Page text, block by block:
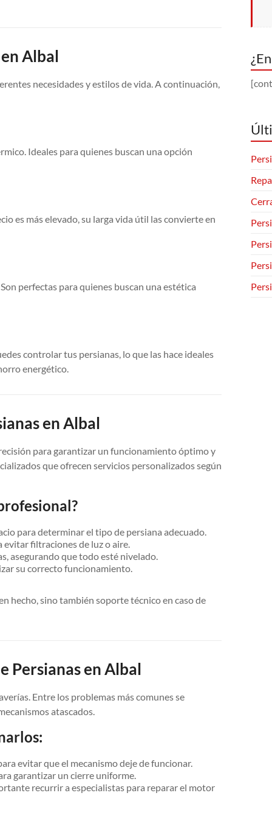
Albal
necesidades y estilos de vida. A continuación,
Ideales para quienes buscan una opción
es más elevado, su larga vida útil las convierte en
perfectas para quienes buscan una estética
controlar tus persianas, lo que las hace ideales
energético.
en Albal
para garantizar un funcionamiento óptimo y
que ofrecen servicios personalizados según
para determinar el tipo de persiana adecuado.
filtraciones de luz o aire.
asegurando que todo esté nivelado.
su correcto funcionamiento.
hecho, sino también soporte técnico en caso de
Persianas en Albal
Entre los problemas más comunes se
atascados.
evitar que el mecanismo deje de funcionar.
garantizar un cierre uniforme.
recurrir a especialistas para reparar el motor